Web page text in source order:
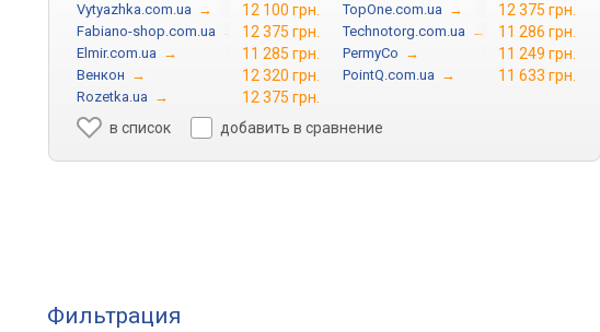
Vytyazhka.com.ua → 12 100 грн. TopOne.com.ua → 12 375 грн.
Fabiano-shop.com.ua → 12 375 грн. Technotorg.com.ua → 11 286 грн.
Elmir.com.ua → 11 285 грн. PermyCo → 11 249 грн.
Венкон → 12 320 грн. PointQ.com.ua → 11 633 грн.
Rozetka.ua →
12 375 грн.
в список
добавить в сравнение
Фильтрация